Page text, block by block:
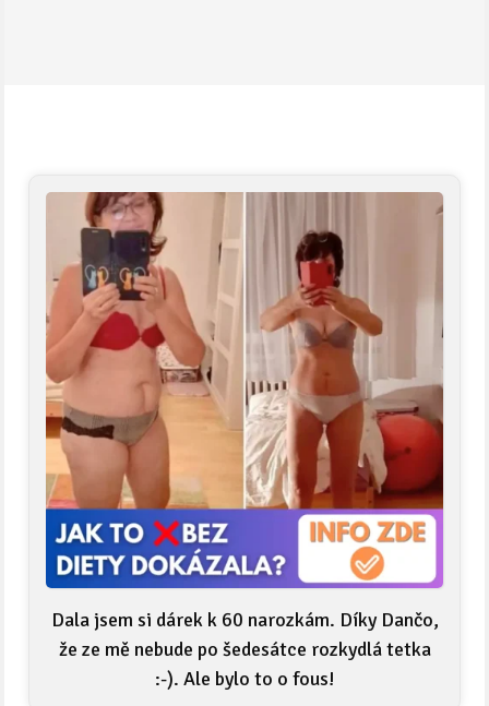
Dala jsem si dárek k 60 narozkám. Díky Dančo,
že ze mě nebude po šedesátce rozkydlá tetka
:-). Ale bylo to o fous!